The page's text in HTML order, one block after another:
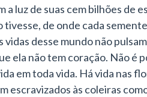
a luz de suas cem bilhões
tivesse, de onde cada
desse mundo não
ela não tem coração. Não é
em toda vida. Há vida nas
escravizados às coleiras